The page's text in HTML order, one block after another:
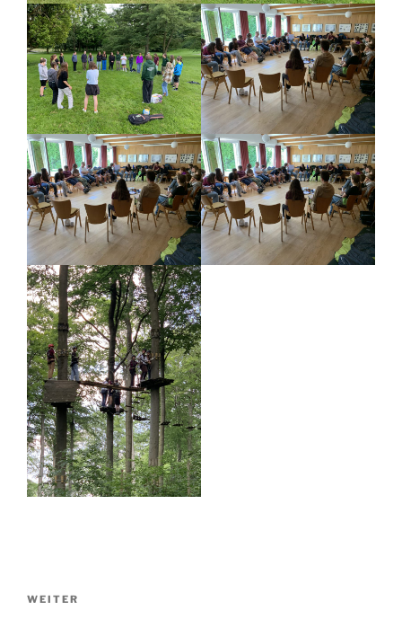
Nächster
WEITER